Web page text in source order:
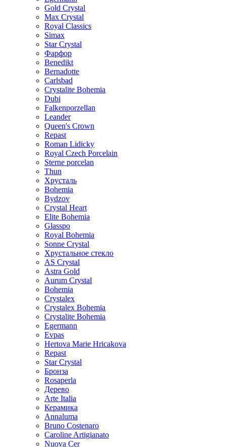
Gold Crystal
Max Crystal
Royal Classics
Simax
Star Crystal
Фарфор
Benedikt
Bernadotte
Carlsbad
Crystalite Bohemia
Dubi
Falkenporzellan
Leander
Queen's Crown
Repast
Roman Lidicky
Royal Czech Porcelain
Sterne porcelan
Thun
Хрусталь
Bohemia
Bydzov
Crystal Heart
Elite Bohemia
Glasspo
Royal Bohemia
Sonne Crystal
Хрустальное стекло
AS Crystal
Astra Gold
Aurum Crystal
Bohemia
Crystalex
Crystalex Bohemia
Crystalite Bohemia
Egermann
Evpas
Hertova Marie Hricakova
Repast
Star Crystal
Бронза
Rosaperla
Дерево
Arte Italia
Керамика
Annaluma
Bruno Costenaro
Caroline Artigianato
Nuova Cer